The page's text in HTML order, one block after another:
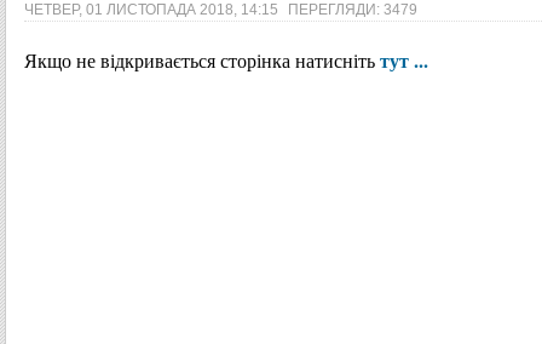
ЧЕТВЕР, 01 ЛИСТОПАДА 2018, 14:15 ПЕРЕГЛЯДИ: 3479
Якщо не відкривається сторінка натиснітьтут ...